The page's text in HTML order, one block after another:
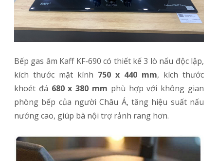
Bếp gas âm Kaff KF-690 có thiết kế 3 lò nấu độc lập,
kích thước mặt kính 750 x 440 mm, kích thước
khoét đá 680 x 380 mm phù hợp với không gian
phòng bếp của người Châu Á, tăng hiệu suất nấu
nướng cao, giúp bà nội trợ rảnh rang hơn.